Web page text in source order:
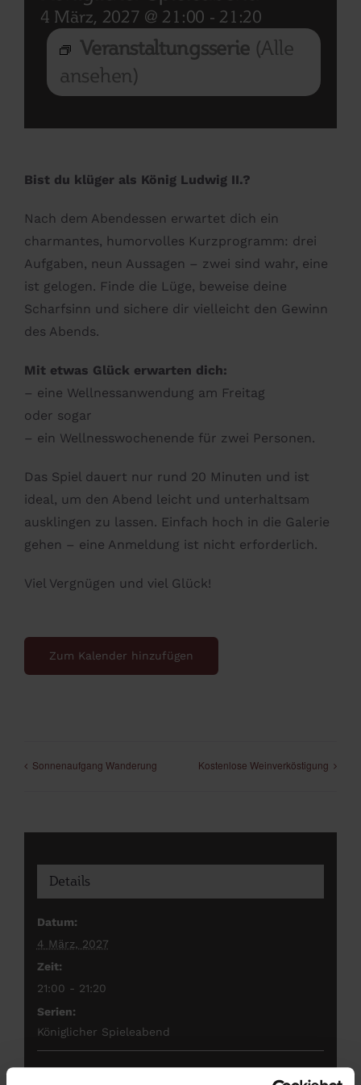
4 März, 2027 @ 21:00 - 21:20
Veranstaltungsserie (Alle
ansehen)
Bist du klüger als König Ludwig II.?
Nach dem Abendessen erwartet dich ein
charmantes, humorvolles Kurzprogramm: drei
Aufgaben, neun Aussagen – zwei sind wahr, eine
ist gelogen. Finde die Lüge, beweise deine
Scharfsinn und sichere dir vielleicht den Gewinn
des Abends.
Mit etwas Glück erwarten dich:
– eine Wellnessanwendung am Freitag
oder sogar
– ein Wellnesswochenende für zwei Personen.
Das Spiel dauert nur rund 20 Minuten und ist
ideal, um den Abend leicht und unterhaltsam
ausklingen zu lassen. Einfach hoch in die Galerie
gehen – eine Anmeldung ist nicht erforderlich.
Viel Vergnügen und viel Glück!
Zum Kalender hinzufügen
Sonnenaufgang Wanderung Kostenlose Weinverköstigung
Details
Datum:
4 März, 2027
Zeit:
21:00 - 21:20
Serien:
Königlicher Spieleabend